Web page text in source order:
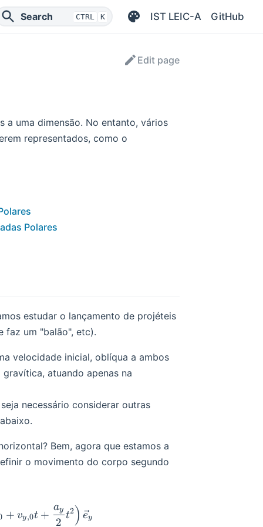
Search CTRL K IST LEIC-A GitHub
Edit page
a uma dimensão. No entanto, vários
representados, como o
Polares
estudar o lançamento de projéteis
faz um "balão", etc).
velocidade inicial, oblíqua a ambos
atuando apenas na
necessário considerar outras
Bem, agora que estamos a
o movimento do corpo segundo
\vec r(t) &= \left(x_0 + v_{x,0} t +
+ vy,0t +
2
ay t2) ey